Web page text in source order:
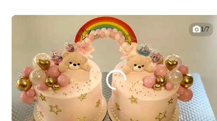
1/7